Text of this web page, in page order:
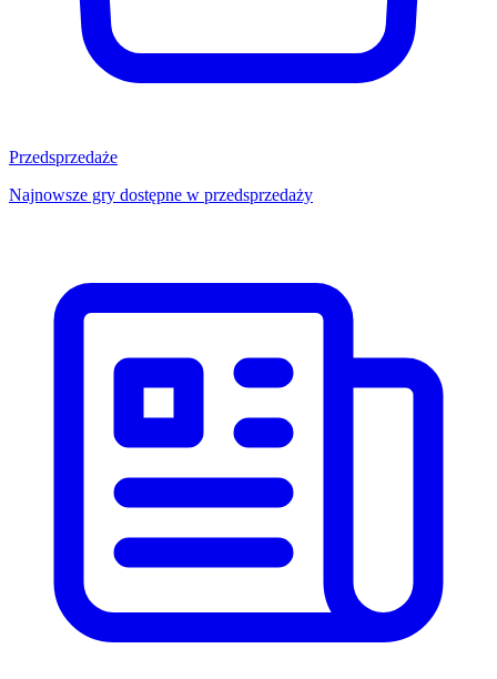
Przedsprzedaże
Najnowsze gry dostępne w przedsprzedaży